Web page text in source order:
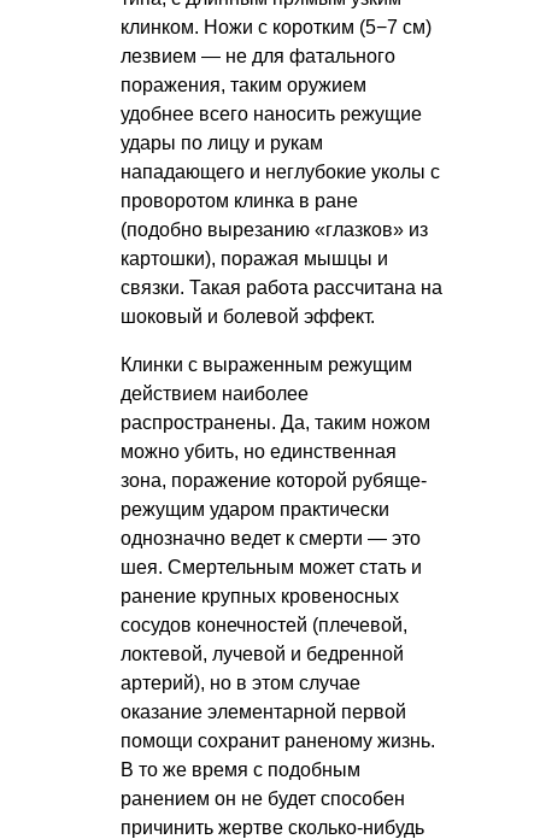
клинком. Ножи с коротким (5−7 см)
лезвием — не для фатального
поражения, таким оружием
удобнее всего наносить режущие
удары по лицу и рукам
нападающего и неглубокие уколы с
проворотом клинка в ране
(подобно вырезанию «глазков» из
картошки), поражая мышцы и
связки. Такая работа рассчитана на
шоковый и болевой эффект.
Клинки с выраженным режущим
действием наиболее
распространены. Да, таким ножом
можно убить, но единственная
зона, поражение которой рубяще-
режущим ударом практически
однозначно ведет к смерти — это
шея. Смертельным может стать и
ранение крупных кровеносных
сосудов конечностей (плечевой,
локтевой, лучевой и бедренной
артерий), но в этом случае
оказание элементарной первой
помощи сохранит раненому жизнь.
В то же время с подобным
ранением он не будет способен
причинить жертве сколько-нибудь